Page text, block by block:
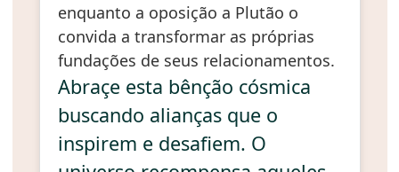
enquanto a oposição a Plutão o
convida a transformar as próprias
fundações de seus relacionamentos.
Abraçe esta bênção cósmica
buscando alianças que o
inspirem e desafiem. O